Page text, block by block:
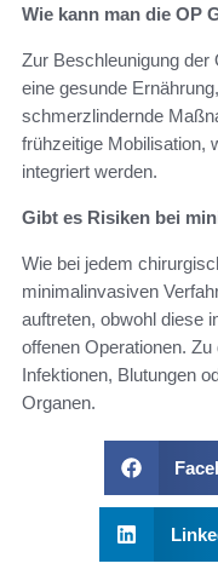
Wie kann man die OP
Zur Beschleunigung der
eine gesunde
schmerzlindernde
frühzeitige Mobilisation,
integriert werden.
Gibt es Risiken bei
Wie bei jedem
minimalinvasiven
auftreten, obwohl diese
offenen Operationen.
Infektionen, Blutungen
Organen.